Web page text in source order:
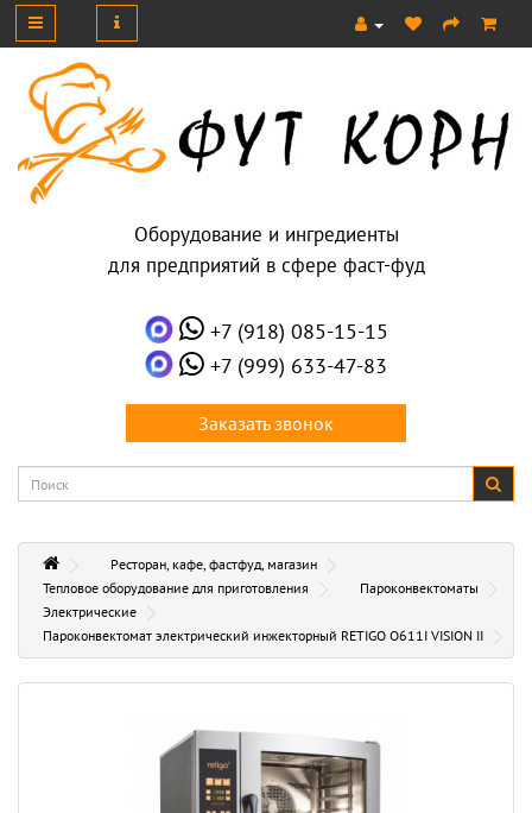
Оборудование и ингредиенты
для предприятий в сфере фаст-фуд
+7 (918) 085-15-15
+7 (999) 633-47-83
Заказать звонок
Ресторан, кафе, фастфуд, магазин
Тепловое оборудование для приготовления
Пароконвектоматы
Электрические
Пароконвектомат электрический инжекторный RETIGO O611I VISION II